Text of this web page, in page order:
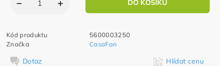
Kód produktu
5600003250
Značka
CasaFan
Dotaz Hlídat cenu